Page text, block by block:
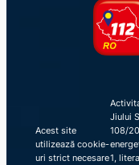
Acest site
utilizează cookie-
uri strict necesare
Jiului
108/
1,